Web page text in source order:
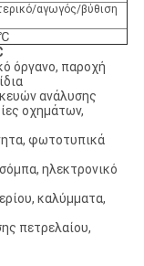
αγωγός/βύθιση
όργανο, παροχή
ανάλυσης
οχημάτων,
φωτοτυπικά
ηλεκτρονικό
καλύμματα,
πετρελαίου,